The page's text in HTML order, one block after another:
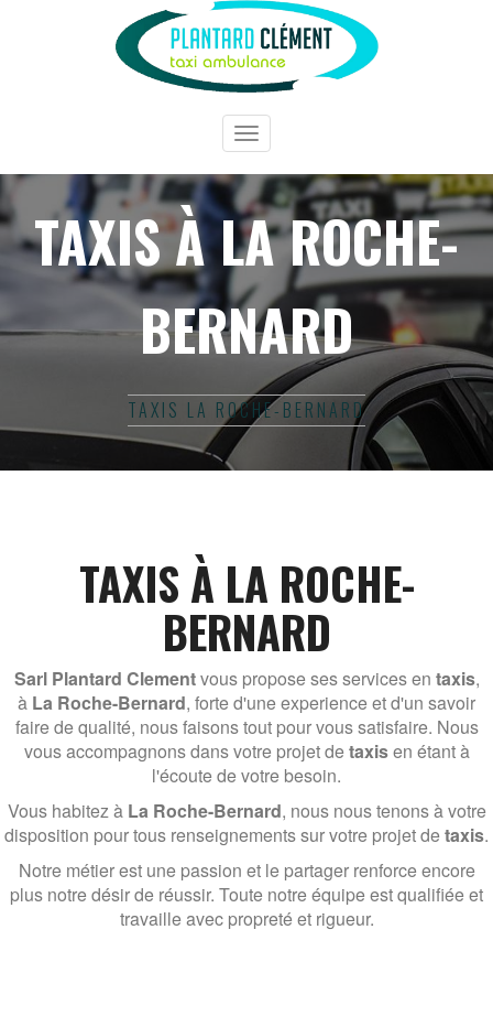
Toggle
TAXIS À LA ROCHE-
BERNARD
TAXIS LA ROCHE-BERNARD
TAXIS À LA ROCHE-
BERNARD
Sarl Plantard Clementvous propose ses services en taxis,
à La Roche-Bernard, forte d'une experience et d'un savoir
faire de qualité, nous faisons tout pour vous satisfaire. Nous
vous accompagnons dans votre projet detaxisen étant à
l'écoute de votre besoin.
Vous habitez à La Roche-Bernard, nous nous tenons à votre
disposition pour tous renseignements sur votre projet detaxis.
Notre métier est une passion et le partager renforce encore
plus notre désir de réussir. Toute notre équipe est qualifiée et
travaille avec propreté et rigueur.